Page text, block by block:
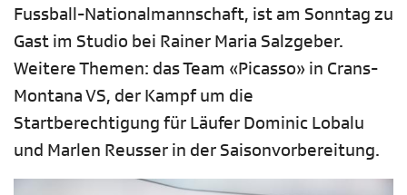
Fussball-Nationalmannschaft, ist am Sonntag zu
Gast im Studio bei Rainer Maria Salzgeber.
Weitere Themen: das Team «Picasso» in Crans-
Montana VS, der Kampf um die
Startberechtigung für Läufer Dominic Lobalu
und Marlen Reusser in der Saisonvorbereitung.